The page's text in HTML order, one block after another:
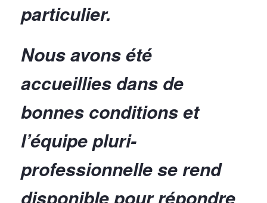
particulier.
Nous avons été
accueillies dans de
bonnes conditions et
l’équipe pluri-
professionnelle se rend
disponible pour répondre